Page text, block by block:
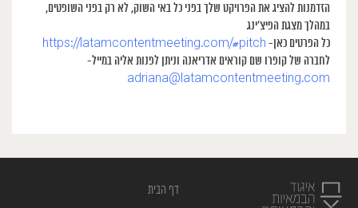
הזדמנות להציג את הפרויקט שלך בפני כל באי השוק, לא רק בפני השופטים,
במהלך מצגת הפיצ’ינג
כל הפרטים כאן- https://latamcontentmeeting.com/#pitch
לחברה של קופרו שם קוראים אדריאנה וניתן לפנות אליה במייל-
adriana@latamcontentmeeting.com
דף הבית